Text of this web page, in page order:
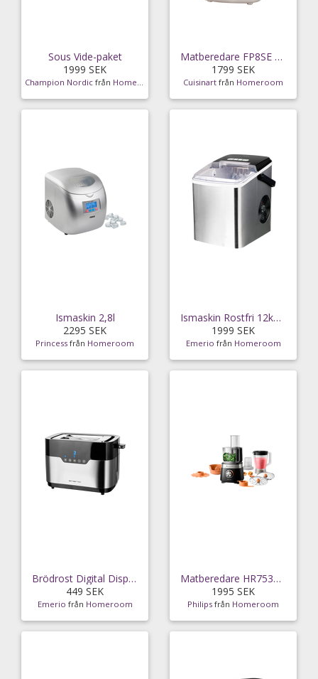
Sous Vide-paket
1999 SEK
Champion Nordic från Homeroom
Matberedare FP8SE Easy Prep Pro Compact
1799 SEK
Cuisinart från Homeroom
Ismaskin 2,8l
2295 SEK
Princess från Homeroom
Ismaskin Rostfri 12kg/ 24H
1999 SEK
Emerio från Homeroom
Brödrost Digital Display 2skivor
449 SEK
Emerio från Homeroom
Matberedare HR7530/10 Kompakt 850Watt Blender
1995 SEK
Philips från Homeroom